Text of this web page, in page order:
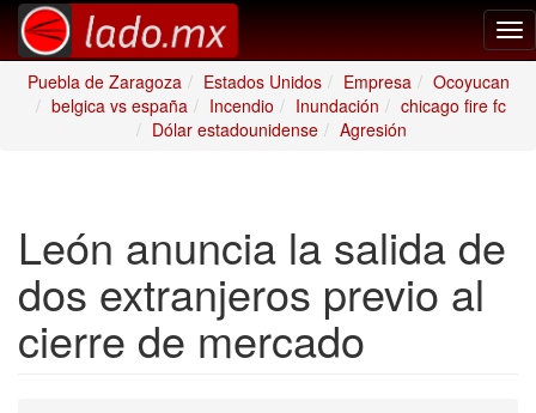
Puebla de Zaragoza
Estados Unidos Empresa
Ocoyucan
belgica vs españa
Incendio Inundación
chicago fire fc
Dólar estadounidense
Agresión
León anuncia la salida de
dos extranjeros previo al
cierre de mercado